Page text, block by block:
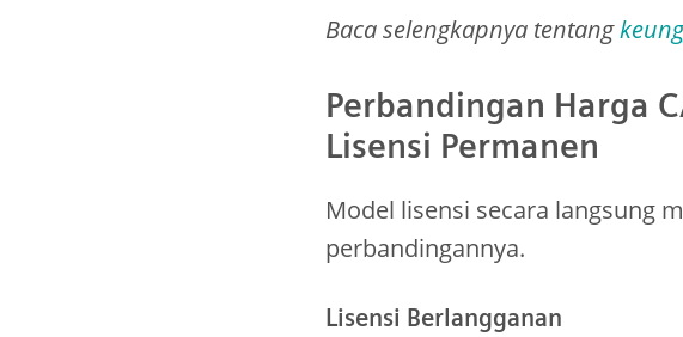
Baca selengkapnya tentang
Perbandingan Harga
Lisensi Permanen
Model lisensi secara langsung
perbandingannya.
Lisensi Berlangganan